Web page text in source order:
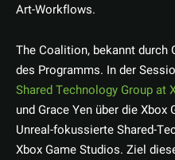
Art-Workflows.
The Coalition, bekannt durch
des Programms. In der
Shared Technology Group at
und Grace Yen über die
Unreal-fokussierte Shared-
Xbox Game Studios. Ziel